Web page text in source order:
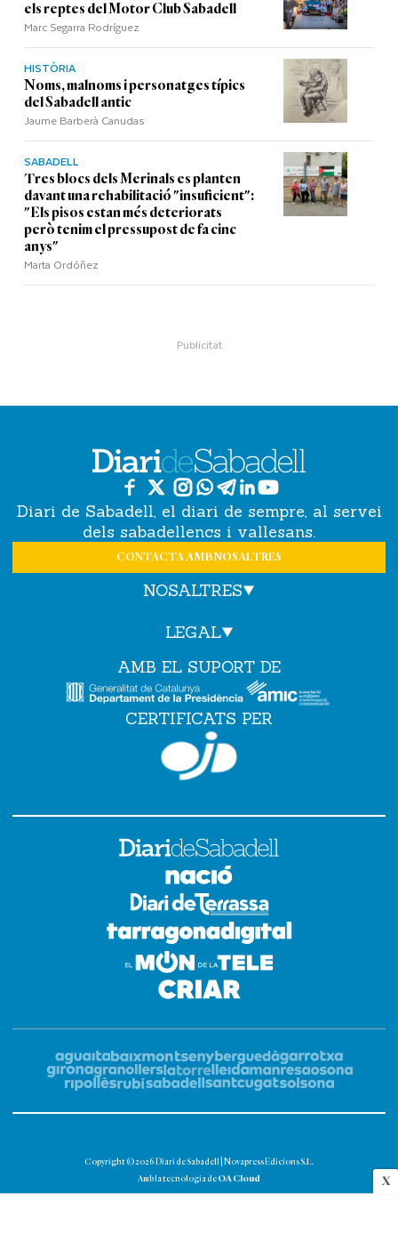
X
els reptes del Motor Club Sabadell
Marc Segarra Rodríguez
HISTÒRIA
Noms, malnoms i personatges típics
del Sabadell antic
Jaume Barberà Canudas
SABADELL
Tres blocs dels Merinals es planten
davant una rehabilitació "insuficient":
"Els pisos estan més deteriorats
però tenim el pressupost de fa cinc
anys"
Marta Ordóñez
Diari de Sabadell, el diari de sempre, al servei
dels sabadellencs i vallesans.
CONTACTA AMB NOSALTRES
NOSALTRES
LEGAL
AMB EL SUPORT DE
CERTIFICATS PER
Copyright © 2026 Diari de Sabadell | Novapress Edicions S.L.
Amb la tecnologia de OA Cloud